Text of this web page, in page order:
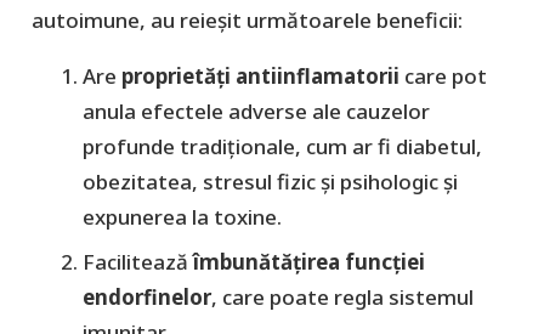
autoimune, au reieșit următoarele beneficii:
Are proprietăți antiinflamatorii care pot
anula efectele adverse ale cauzelor
profunde tradiționale, cum ar fi diabetul,
obezitatea, stresul fizic și psihologic și
expunerea la toxine.
Faciliteazăîmbunătățirea funcției
endorfinelor, care poate regla sistemul